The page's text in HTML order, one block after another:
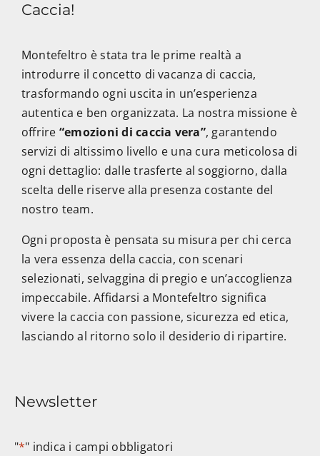
Caccia!
Montefeltro è stata tra le prime realtà a
introdurre il concetto di vacanza di caccia,
trasformando ogni uscita in un’esperienza
autentica e ben organizzata. La nostra missione è
offrire “emozioni di caccia vera”, garantendo
servizi di altissimo livello e una cura meticolosa di
ogni dettaglio: dalle trasferte al soggiorno, dalla
scelta delle riserve alla presenza costante del
nostro team.
Ogni proposta è pensata su misura per chi cerca
la vera essenza della caccia, con scenari
selezionati, selvaggina di pregio e un’accoglienza
impeccabile. Affidarsi a Montefeltro significa
vivere la caccia con passione, sicurezza ed etica,
lasciando al ritorno solo il desiderio di ripartire.
Newsletter
"*" indica i campi obbligatori